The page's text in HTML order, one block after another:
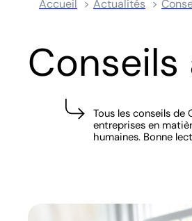
Accueil Actualités
Tous les conseils de
entreprises en
humaines. Bonne